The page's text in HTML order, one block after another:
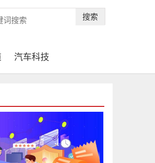
搜索
汽车科技